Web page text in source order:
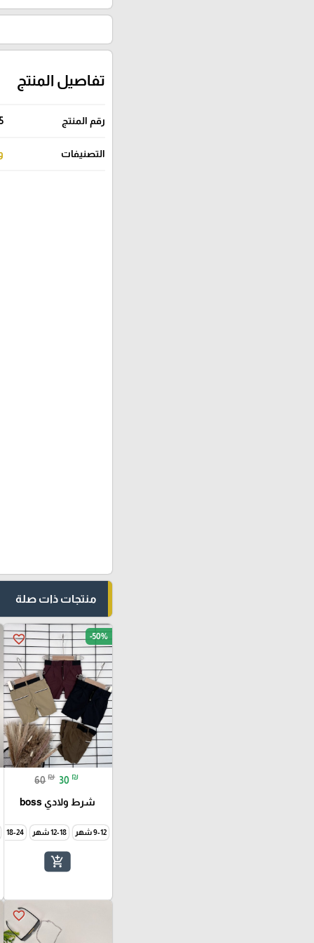
تفاصيل المنتج
رقم المنتج
التصنيفات
منتجات ذات صلة
favorite_border -50%
60 ₪ 30 ₪
شرط ولادي boss
9-12 شهر 12-18 شهر 18-24 شهر
add_shopping_cart
favorite_border